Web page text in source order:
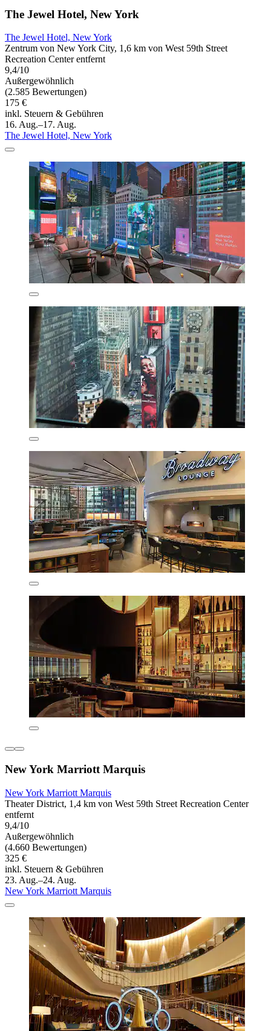
The Jewel Hotel, New York
The Jewel Hotel, New York
Zentrum von New York City, 1,6 km von West 59th Street
Recreation Center entfernt
9,4/10
Außergewöhnlich
(2.585 Bewertungen)
175 €
inkl. Steuern & Gebühren
16. Aug.–17. Aug.
The Jewel Hotel, New York
New York Marriott Marquis
New York Marriott Marquis
Theater District, 1,4 km von West 59th Street Recreation Center
entfernt
9,4/10
Außergewöhnlich
(4.660 Bewertungen)
325 €
inkl. Steuern & Gebühren
23. Aug.–24. Aug.
New York Marriott Marquis